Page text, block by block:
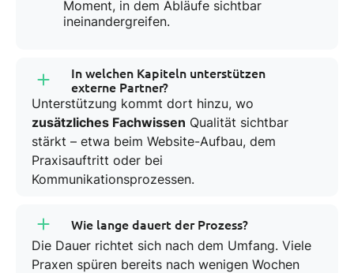
Eine Atmosphäre, die
Jetzt ZEN-Praxis werden!
Moment, in dem Abläufe sichtbar
ineinandergreifen.
In welchen Kapiteln unterstützen
externe Partner?
Unterstützung kommt dort hinzu, wo
zusätzliches Fachwissen Qualität sichtbar
stärkt – etwa beim Website-Aufbau, dem
Praxisauftritt oder bei
Kommunikationsprozessen.
Wie lange dauert der Prozess?
Die Dauer richtet sich nach dem Umfang. Viele
Praxen spüren bereits nach wenigen Wochen